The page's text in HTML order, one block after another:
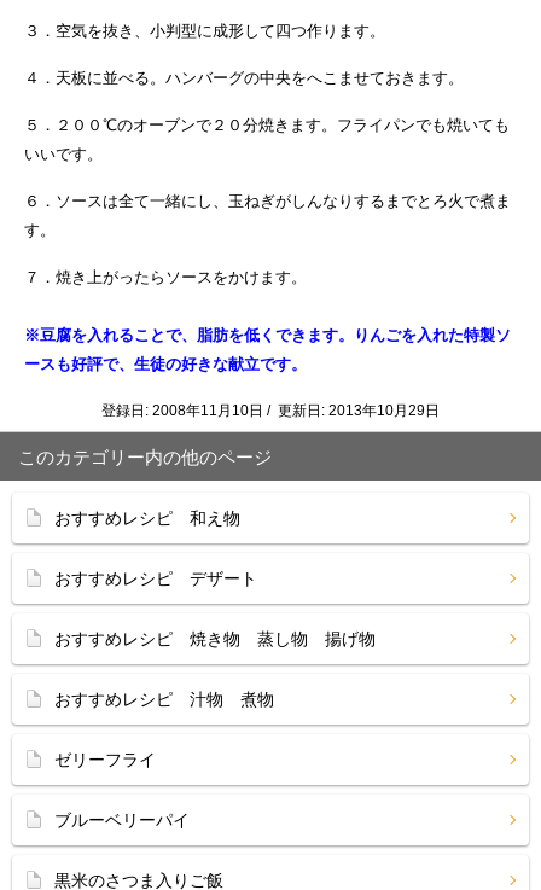
３．空気を抜き、小判型に成形して四つ作ります。
４．天板に並べる。ハンバーグの中央をへこませておきます。
５．２００℃のオーブンで２０分焼きます。フライパンでも焼いても
いいです。
６．ソースは全て一緒にし、玉ねぎがしんなりするまでとろ火で煮ま
す。
７．焼き上がったらソースをかけます。
※豆腐を入れることで、脂肪を低くできます。りんごを入れた特製ソ
ースも好評で、生徒の好きな献立です。
登録日: 2008年11月10日 / 更新日: 2013年10月29日
このカテゴリー内の他のページ
おすすめレシピ 和え物
おすすめレシピ デザート
おすすめレシピ 焼き物 蒸し物 揚げ物
おすすめレシピ 汁物 煮物
ゼリーフライ
ブルーベリーパイ
黒米のさつま入りご飯